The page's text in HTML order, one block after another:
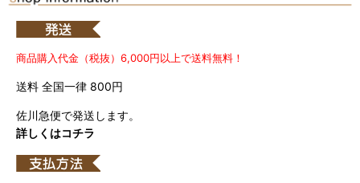
商品購入代金（税抜）6,000円以上で送料無料！
送料 全国一律 800円
佐川急便で発送します。
詳しくはコチラ